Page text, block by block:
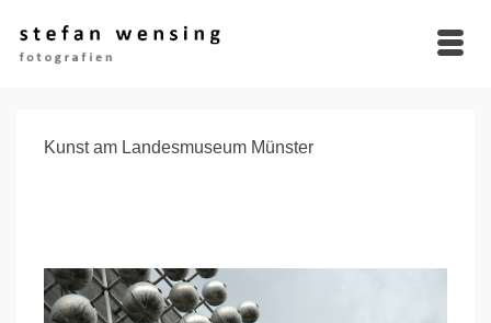
Kunst am Landesmuseum Münster